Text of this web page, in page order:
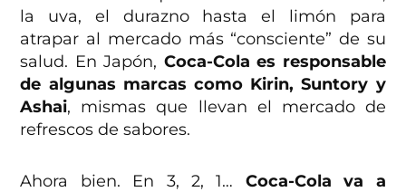
la uva, el durazno hasta el limón para
atrapar al mercado más “consciente” de su
salud. En Japón, Coca-Cola es responsable
de algunas marcas como Kirin, Suntory y
Ashai, mismas que llevan el mercado de
refrescos de sabores.
Ahora bien. En 3, 2, 1… Coca-Cola va a